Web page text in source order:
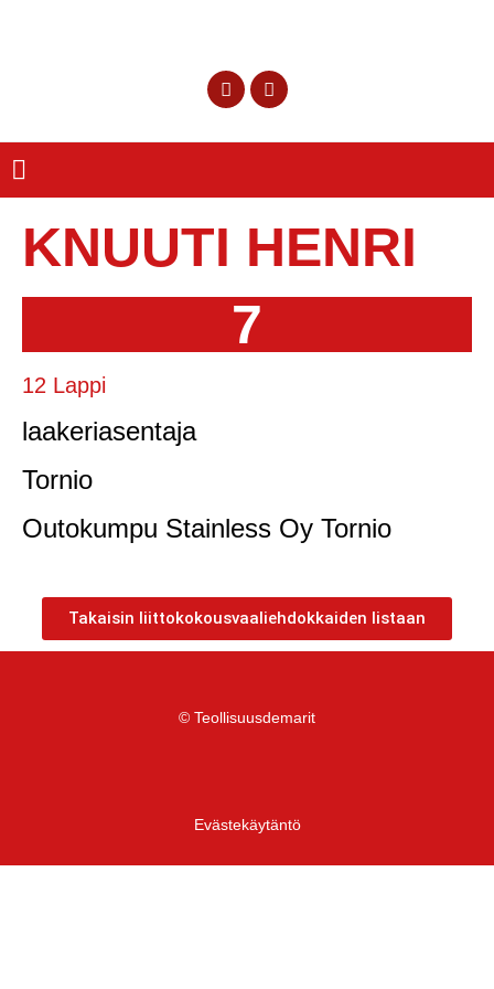
KNUUTI HENRI
7
12 Lappi
laakeriasentaja
Tornio
Outokumpu Stainless Oy Tornio
Takaisin liittokokousvaaliehdokkaiden listaan
© Teollisuusdemarit
Evästekäytäntö